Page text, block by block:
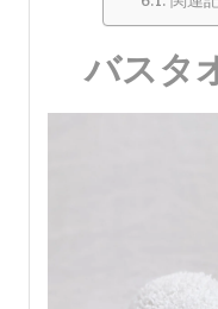
バスタ